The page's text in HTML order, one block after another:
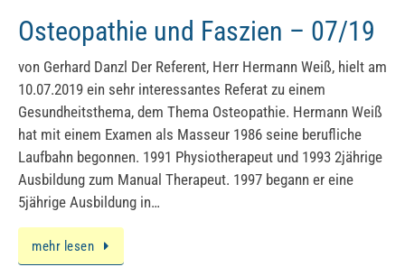
Osteopathie und Faszien – 07/19
von Gerhard Danzl Der Referent, Herr Hermann Weiß, hielt am
10.07.2019 ein sehr interessantes Referat zu einem
Gesundheitsthema, dem Thema Osteopathie. Hermann Weiß
hat mit einem Examen als Masseur 1986 seine berufliche
Laufbahn begonnen. 1991 Physiotherapeut und 1993 2jährige
Ausbildung zum Manual Therapeut. 1997 begann er eine
5jährige Ausbildung in…
mehr lesen